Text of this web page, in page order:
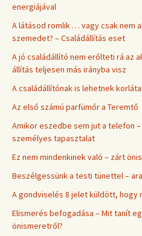
energiájával
A látásod romlik … vagy csak nem
szemedet? – Családállítás eset
A jó családállító nem erőlteti rá az
állítás teljesen más irányba visz
A családállítónak is lehetnek
Az első számú parfümőr a Teremtő
Amikor eszedbe sem jut a telefon
személyes tapasztalat
Ez nem mindenkinek való – zárt
Beszélgessünk a testi tünettel –
A gondviselés 8 jelet küldött, hogy
Elismerés befogadása – Mit tanít
önismeretről?